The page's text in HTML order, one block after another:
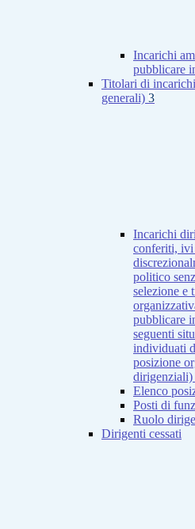
Incarichi
pubblicare
Titolari di
generali) 3
Incarichi
conferiti,
politico
selezione e
pubblicare
seguenti
individuati
posizione
dirigenziali)
Elenco
Posti di
Ruolo
Dirigenti cessati